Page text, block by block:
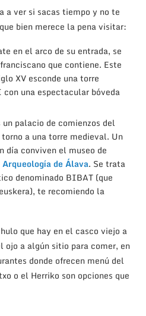
a ver si sacas tiempo y no te
bien merece la pena visitar:
en el arco de su entrada, se
que contiene. Este
XV esconde una torre
una espectacular bóveda
un palacio de comienzos del
a una torre medieval. Un
día conviven el museo de
Arqueología de Álava. Se trata
denominado BIBAT (que
te recomiendo la
que hay en el casco viejo a
ojo a algún sitio para comer, en
donde ofrecen menú del
o el Herriko son opciones que